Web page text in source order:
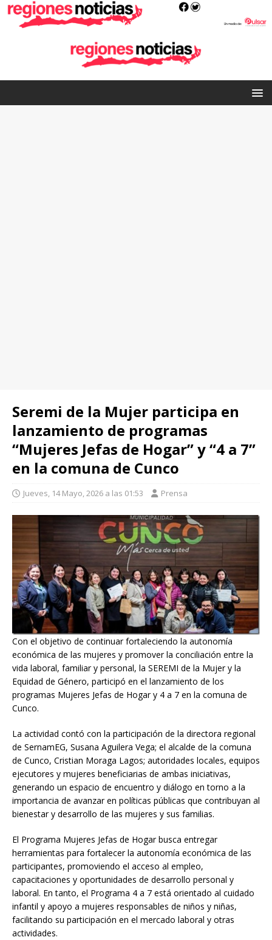
Seremi de la Mujer participa en
lanzamiento de programas
“Mujeres Jefas de Hogar” y “4 a 7”
en la comuna de Cunco
Jueves, 14 Mayo, 2026 a las 01:53 Prensa
Con el objetivo de continuar fortaleciendo la autonomía
económica de las mujeres y promover la conciliación entre la
vida laboral, familiar y personal, la SEREMI de la Mujer y la
Equidad de Género, participó en el lanzamiento de los
programas Mujeres Jefas de Hogar y 4 a 7 en la comuna de
Cunco.
La actividad contó con la participación de la directora regional
de SernamEG, Susana Aguilera Vega; el alcalde de la comuna
de Cunco, Cristian Moraga Lagos; autoridades locales, equipos
ejecutores y mujeres beneficiarias de ambas iniciativas,
generando un espacio de encuentro y diálogo en torno a la
importancia de avanzar en políticas públicas que contribuyan al
bienestar y desarrollo de las mujeres y sus familias.
El Programa Mujeres Jefas de Hogar busca entregar
herramientas para fortalecer la autonomía económica de las
participantes, promoviendo el acceso al empleo,
capacitaciones y oportunidades de desarrollo personal y
laboral. En tanto, el Programa 4 a 7 está orientado al cuidado
infantil y apoyo a mujeres responsables de niños y niñas,
facilitando su participación en el mercado laboral y otras
actividades.